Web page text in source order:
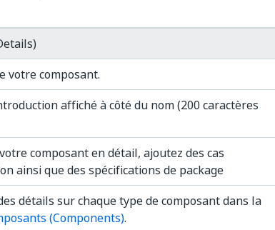
votre composant.
affiché à côté du nom (200 caractères
composant en détail, ajoutez des cas
ainsi que des spécifications de package
détails sur chaque type de composant dans la
(Components).